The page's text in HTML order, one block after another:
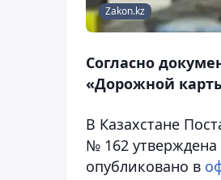
Zakon.kz
Согласно
«Дорожной
В Казахстане
№ 162 утверждена
опубликовано в